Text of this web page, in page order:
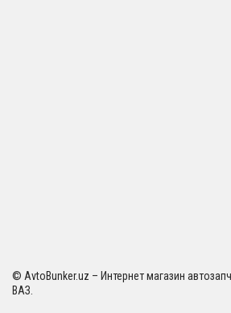
© AvtoBunker.uz – Интернет магазин
ВАЗ.